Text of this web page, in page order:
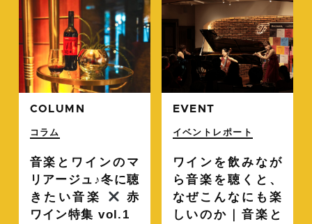
続きを読む
COLUMN
コラム
音楽とワインのマ
リアージュ♪冬に聴
きたい音楽
赤
ワイン特集 vol.1
EVENT
イベントレポート
ワインを飲みなが
ら音楽を聴くと、
なぜこんなにも楽
しいのか｜音楽と